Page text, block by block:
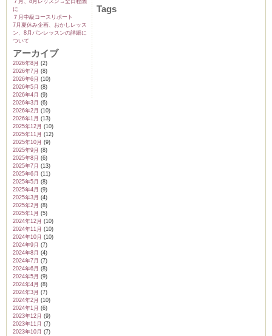
７月、8月レッスン→全日程🈵
に
７月中級コースリポート
7月夏休み企画、おかしレッス
ン、8月パンレッスンの詳細に
ついて
アーカイブ
2026年8月 (2)
2026年7月 (8)
2026年6月 (10)
2026年5月 (8)
2026年4月 (9)
2026年3月 (6)
2026年2月 (10)
2026年1月 (13)
2025年12月 (10)
2025年11月 (12)
2025年10月 (9)
2025年9月 (8)
2025年8月 (6)
2025年7月 (13)
2025年6月 (11)
2025年5月 (8)
2025年4月 (9)
2025年3月 (4)
2025年2月 (8)
2025年1月 (5)
2024年12月 (10)
2024年11月 (10)
2024年10月 (10)
2024年9月 (7)
2024年8月 (4)
2024年7月 (7)
2024年6月 (8)
2024年5月 (9)
2024年4月 (8)
2024年3月 (7)
2024年2月 (10)
2024年1月 (6)
2023年12月 (9)
2023年11月 (7)
2023年10月 (7)
Tags